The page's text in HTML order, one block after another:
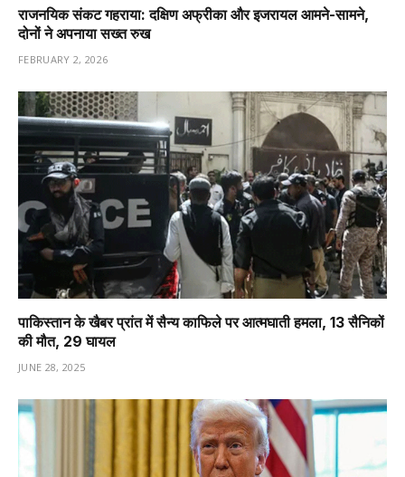
राजनयिक संकट गहराया: दक्षिण अफ्रीका और इजरायल आमने-सामने,
दोनों ने अपनाया सख्त रुख
FEBRUARY 2, 2026
पाकिस्तान के खैबर प्रांत में सैन्य काफिले पर आत्मघाती हमला, 13 सैनिकों
की मौत, 29 घायल
JUNE 28, 2025